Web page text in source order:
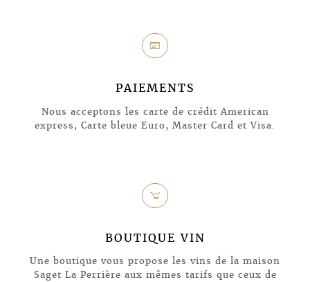
l
PAIEMENTS
Nous acceptons les carte de crédit American
express, Carte bleue Euro, Master Card et Visa.
[
BOUTIQUE VIN
Une boutique vous propose les vins de la maison
Saget La Perrière aux mêmes tarifs que ceux de